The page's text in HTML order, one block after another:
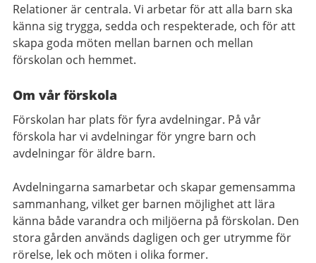
Relationer är centrala. Vi arbetar för att alla barn ska
känna sig trygga, sedda och respekterade, och för att
skapa goda möten mellan barnen och mellan
förskolan och hemmet.
Om vår förskola
Förskolan har plats för fyra avdelningar. På vår
förskola har vi avdelningar för yngre barn och
avdelningar för äldre barn.
Avdelningarna samarbetar och skapar gemensamma
sammanhang, vilket ger barnen möjlighet att lära
känna både varandra och miljöerna på förskolan. Den
stora gården används dagligen och ger utrymme för
rörelse, lek och möten i olika former.